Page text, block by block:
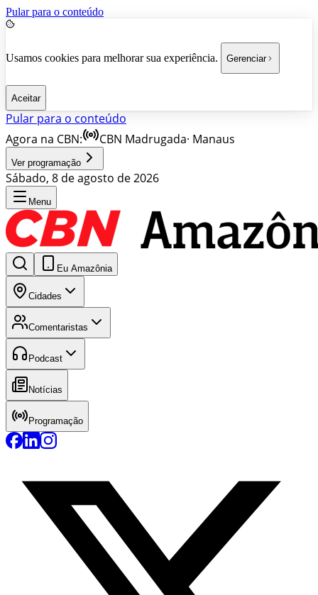
Pular para o conteúdo
Usamos cookies para melhorar sua experiência. Gerenciar
Aceitar
Pular para o conteúdo
Agora na CBN:
CBN Madrugada· Manaus
Ver programação
Sábado, 8 de agosto de 2026
Menu
Eu Amazônia
Cidades
Comentaristas
Podcast
Notícias
Programação